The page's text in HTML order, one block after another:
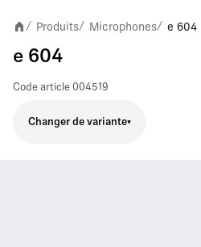
/ Produits/ Microphones/ e 604
e 604
Code article 004519
Changer de variante